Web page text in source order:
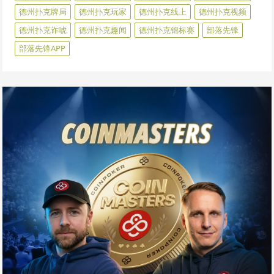
德州扑克牌局
德州扑克玩家 德州扑克线上
德州扑克视频
德州扑克诈唬
德州扑克趣闻 德州扑克锦标赛
部落先锋
部落先锋APP